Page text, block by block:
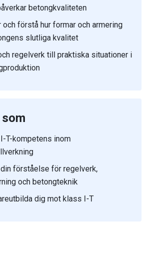
betongkvaliteten
och förstå hur formar och armering
slutliga kvalitet
regelverk till praktiska situationer i
T-kompetens inom
förståelse för regelverk,
och betongteknik
dig mot klass I-T